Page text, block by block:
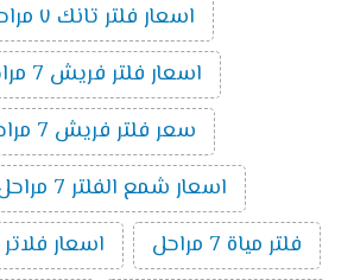
اسعار فلتر تانك ٧ مراحل
اسعار فلتر فريش 7 مراحل
سعر فلتر فريش 7 مراحل
اسعار شمع الفلتر 7 مراحل تانك
فلتر مياة 7 مراحل
اسعار فلاتر